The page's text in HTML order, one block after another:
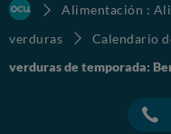
Alimentación :
verduras
Calendario
verduras de temporada: